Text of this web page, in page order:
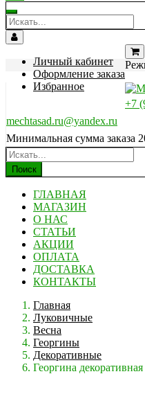
Личный кабинет
Оформление заказа
Избранное
+7
mechtasad.ru@yandex.ru
Минимальная сумма заказа
Поиск
ГЛАВНАЯ
МАГАЗИН
О НАС
СТАТЬИ
АКЦИИ
ОПЛАТА
ДОСТАВКА
КОНТАКТЫ
Главная
Луковичные
Весна
Георгины
Декоративные
Георгина